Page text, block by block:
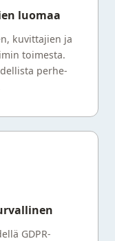
luomaa
kuvittajien ja
toimesta.
perhe-
GDPR-